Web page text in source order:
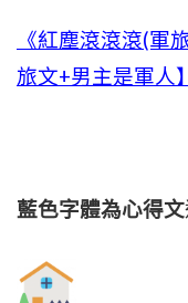
《紅塵滾滾滾(軍
旅文+男主是軍人】
藍色字體為心得文